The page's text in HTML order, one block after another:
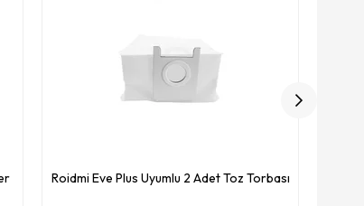
Roidmi Eve Plus Uyumlu 2 Adet Toz Torbası